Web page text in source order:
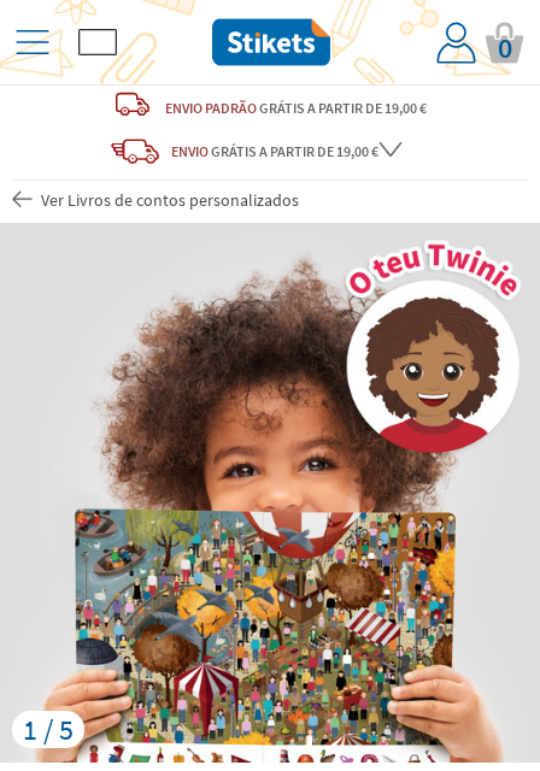
0
ENVIO PADRÃOGRÁTIS A PARTIR DE 19,00 €
ENVIOGRÁTIS A PARTIR DE 19,00 €
Ver Livros de contos personalizados
1 / 5